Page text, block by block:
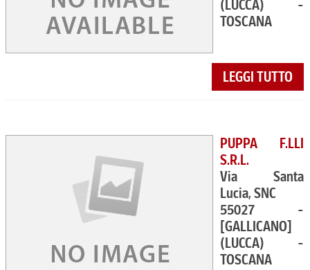
(LUCCA) -
TOSCANA
LEGGI TUTTO
PUPPA F.LLI
S.R.L.
Via Santa
Lucia, SNC
55027 -
[GALLICANO]
(LUCCA) -
TOSCANA